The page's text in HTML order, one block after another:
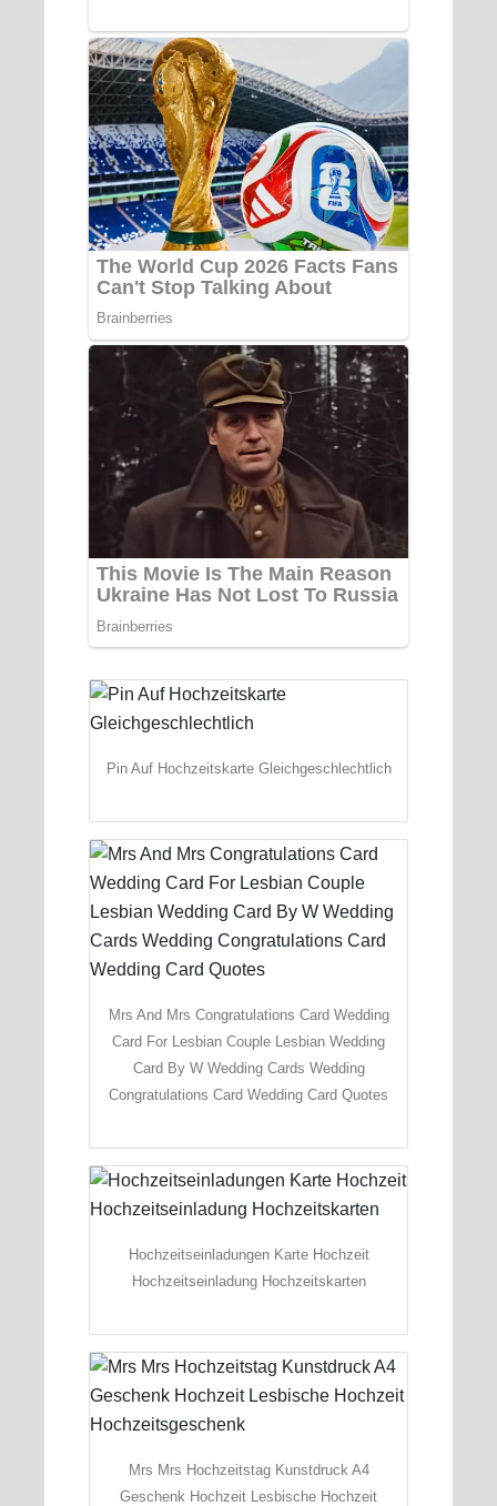
Pin Auf Hochzeitskarte Gleichgeschlechtlich
Mrs And Mrs Congratulations Card Wedding
Card For Lesbian Couple Lesbian Wedding
Card By W Wedding Cards Wedding
Congratulations Card Wedding Card Quotes
Hochzeitseinladungen Karte Hochzeit
Hochzeitseinladung Hochzeitskarten
Mrs Mrs Hochzeitstag Kunstdruck A4
Geschenk Hochzeit Lesbische Hochzeit